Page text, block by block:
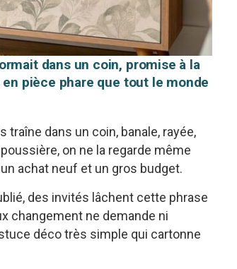
dans un coin, promise à la
pièce phare que tout le monde
dans un coin, banale, rayée,
on ne la regarde même
achat neuf et un gros budget.
des invités lâchent cette phrase
changement ne demande ni
déco très simple qui cartonne